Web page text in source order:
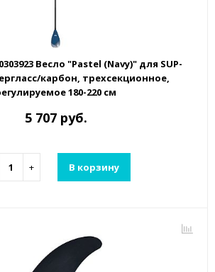
Весло "Pastel (Navy)" для SUP-
карбон, трехсекционное,
180-220 см
5 707 руб.
+ В корзину